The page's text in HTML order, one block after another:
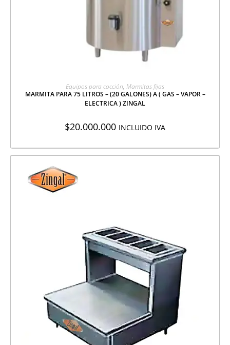
AGREGAR A COTIZACIÓN
Equipos para cocción, Marmitas fijas
MARMITA PARA 75 LITROS – (20 GALONES) A ( GAS – VAPOR –
ELECTRICA ) ZINGAL
$20.000.000 INCLUIDO IVA